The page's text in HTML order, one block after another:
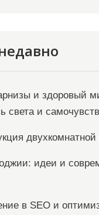
и здоровый
света и
идеи и
в SEO и